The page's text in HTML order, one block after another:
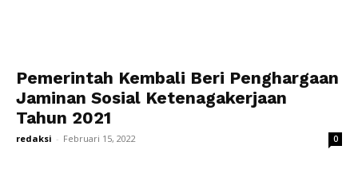
Pemerintah Kembali Beri Penghargaan
Jaminan Sosial Ketenagakerjaan
Tahun 2021
redaksi - Februari 15, 2022 0